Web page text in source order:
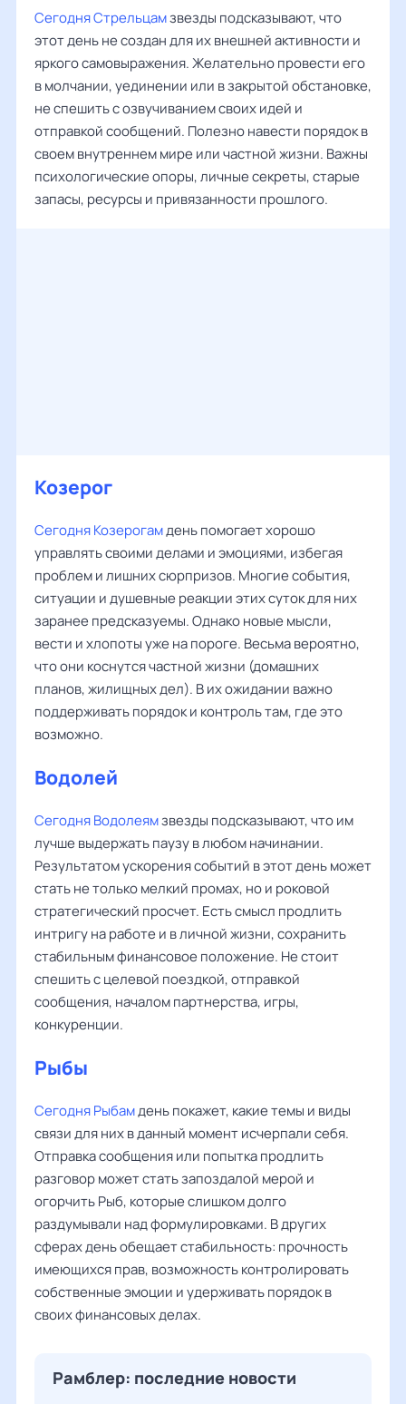
Сегодня Стрельцамзвезды подсказывают, что
этот день не создан для их внешней активности и
яркого самовыражения. Желательно провести его
в молчании, уединении или в закрытой обстановке,
не спешить с озвучиванием своих идей и
отправкой сообщений. Полезно навести порядок в
своем внутреннем мире или частной жизни. Важны
психологические опоры, личные секреты, старые
запасы, ресурсы и привязанности прошлого.
Козерог
Сегодня Козерогамдень помогает хорошо
управлять своими делами и эмоциями, избегая
проблем и лишних сюрпризов. Многие события,
ситуации и душевные реакции этих суток для них
заранее предсказуемы. Однако новые мысли,
вести и хлопоты уже на пороге. Весьма вероятно,
что они коснутся частной жизни (домашних
планов, жилищных дел). В их ожидании важно
поддерживать порядок и контроль там, где это
возможно.
Водолей
Сегодня Водолеямзвезды подсказывают, что им
лучше выдержать паузу в любом начинании.
Результатом ускорения событий в этот день может
стать не только мелкий промах, но и роковой
стратегический просчет. Есть смысл продлить
интригу на работе и в личной жизни, сохранить
стабильным финансовое положение. Не стоит
спешить с целевой поездкой, отправкой
сообщения, началом партнерства, игры,
конкуренции.
Рыбы
Сегодня Рыбамдень покажет, какие темы и виды
связи для них в данный момент исчерпали себя.
Отправка сообщения или попытка продлить
разговор может стать запоздалой мерой и
огорчить Рыб, которые слишком долго
раздумывали над формулировками. В других
сферах день обещает стабильность: прочность
имеющихся прав, возможность контролировать
собственные эмоции и удерживать порядок в
своих финансовых делах.
Рамблер: последние новости